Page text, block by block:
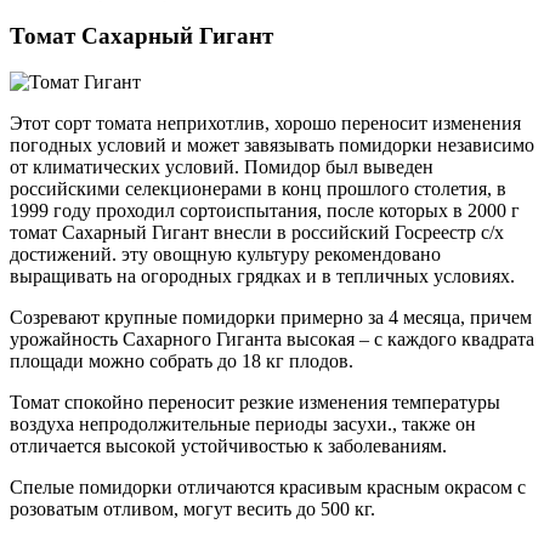
Томат Сахарный Гигант
Этот сорт томата неприхотлив, хорошо переносит изменения
погодных условий и может завязывать помидорки независимо
от климатических условий. Помидор был выведен
российскими селекционерами в конц прошлого столетия, в
1999 году проходил сортоиспытания, после которых в 2000 г
томат Сахарный Гигант внесли в российский Госреестр с/х
достижений. эту овощную культуру рекомендовано
выращивать на огородных грядках и в тепличных условиях.
Созревают крупные помидорки примерно за 4 месяца, причем
урожайность Сахарного Гиганта высокая – с каждого квадрата
площади можно собрать до 18 кг плодов.
Томат спокойно переносит резкие изменения температуры
воздуха непродолжительные периоды засухи., также он
отличается высокой устойчивостью к заболеваниям.
Спелые помидорки отличаются красивым красным окрасом с
розоватым отливом, могут весить до 500 кг.